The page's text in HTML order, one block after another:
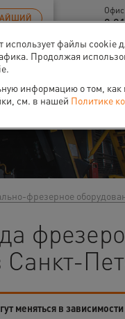
8
фрезерное
Санкт-
меняться в
использует файлы cookie
Продолжая
информацию о том,
см. в нашей Политике